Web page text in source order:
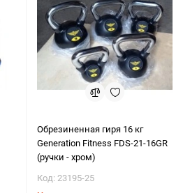
Обрезиненная гиря 16 кг
Generation Fitness FDS-21-16GR
(ручки - хром)
Код: 23195-25